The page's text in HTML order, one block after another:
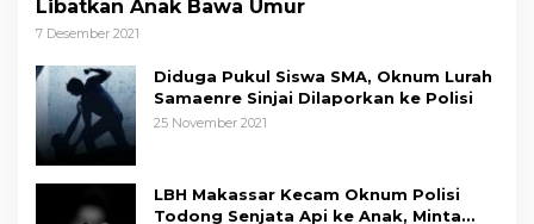
Libatkan Anak Bawa Umur
7 Desember 2021
Diduga Pukul Siswa SMA, Oknum Lurah
Samaenre Sinjai Dilaporkan ke Polisi
25 November 2021
LBH Makassar Kecam Oknum Polisi
Todong Senjata Api ke Anak, Minta